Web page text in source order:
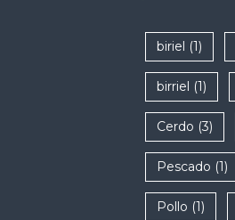
biriel (1)
birriel (1)
Cerdo (3)
Pescado (1)
Pollo (1)